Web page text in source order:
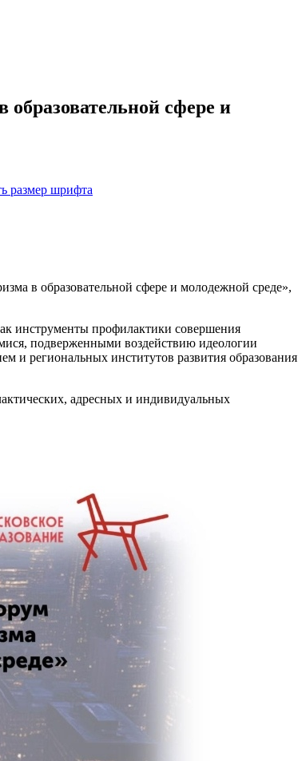
сфере и
в образовательной сфере и молодежной среде»,
инструменты профилактики совершения
подверженными воздействию идеологии
и региональных институтов развития образования
адресных и индивидуальных